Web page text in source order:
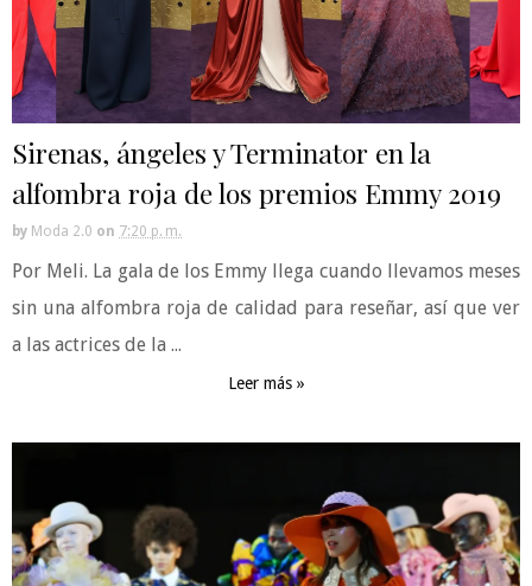
Sirenas, ángeles y Terminator en la
alfombra roja de los premios Emmy 2019
by Moda 2.0 on 7:20 p. m.
Por Meli. La gala de los Emmy llega cuando llevamos meses
sin una alfombra roja de calidad para reseñar, así que ver
a las actrices de la ...
Leer más »